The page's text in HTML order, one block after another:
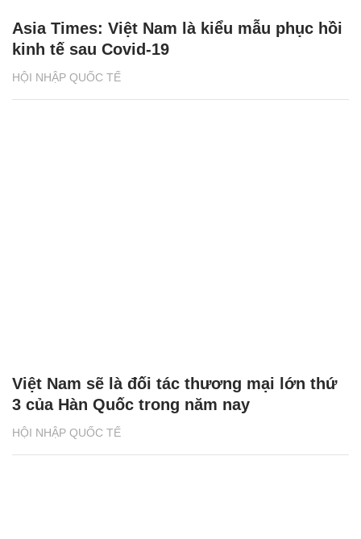
HỘI NHẬP QUỐC TẾ
Asia Times: Việt Nam là kiểu mẫu phục hồi
kinh tế sau Covid-19
HỘI NHẬP QUỐC TẾ
Việt Nam sẽ là đối tác thương mại lớn thứ
3 của Hàn Quốc trong năm nay